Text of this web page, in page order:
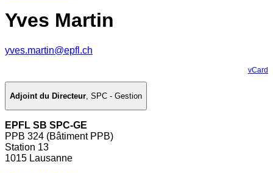
Yves Martin
yves.martin@epfl.ch
vCard
Adjoint du Directeur, SPC - Gestion
EPFL SB SPC-GE
PPB 324 (Bâtiment PPB)
Station 13
1015 Lausanne